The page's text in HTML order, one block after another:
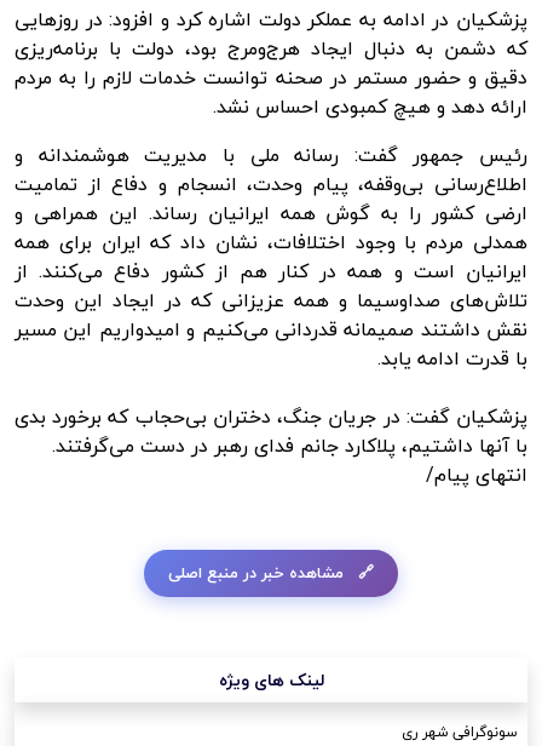
پزشکیان در ادامه به عملکر دولت اشاره کرد و افزود: در روزهایی
که دشمن به دنبال ایجاد هرج‌ومرج بود، دولت با برنامه‌ریزی
دقیق و حضور مستمر در صحنه توانست خدمات لازم را به مردم
ارائه دهد و هیچ کمبودی احساس نشد.
رئیس جمهور گفت: رسانه ملی با مدیریت هوشمندانه و
اطلاع‌رسانی بی‌وقفه، پیام وحدت، انسجام و دفاع از تمامیت
ارضی کشور را به گوش همه ایرانیان رساند. این همراهی و
همدلی مردم با وجود اختلافات، نشان داد که ایران برای همه
ایرانیان است و همه در کنار هم از کشور دفاع می‌کنند. از
تلاش‌های صداوسیما و همه عزیزانی که در ایجاد این وحدت
نقش داشتند صمیمانه قدردانی می‌کنیم و امیدواریم این مسیر
با قدرت ادامه یابد.
پزشکیان گفت: در جریان جنگ، دختران بی‌حجاب که برخورد بدی
با آنها داشتیم، پلاکارد جانم فدای رهبر در دست می‌گرفتند.
انتهای پیام/
مشاهده خبر در منبع اصلی
لینک های ویژه
سونوگرافی شهر ری